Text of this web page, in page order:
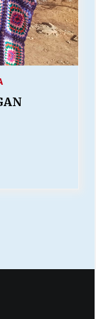
CLIMA
de Maipu.
DESPIDOS